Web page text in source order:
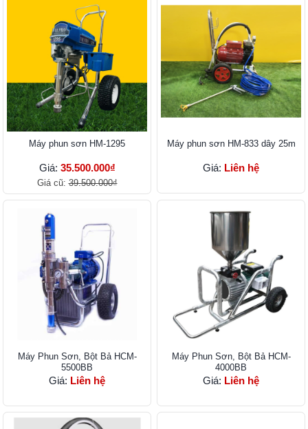
Máy phun sơn HM-1295
Giá: 35.500.000₫
Giá cũ:39.500.000₫
Máy phun sơn HM-833 dây 25m
Giá: Liên hệ
Máy Phu​n Sơn, Bột Bả HCM-
5500BB
Giá: Liên hệ
Máy Phun Sơn, Bột Bả HCM-
4000BB
Giá: Liên hệ